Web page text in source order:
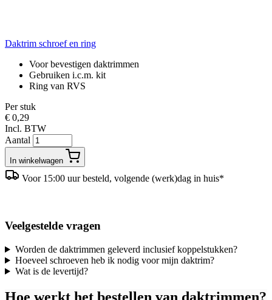
Daktrim schroef en ring
Voor bevestigen daktrimmen
Gebruiken i.c.m. kit
Ring van RVS
Per stuk
€ 0,29
Incl. BTW
Aantal
In winkelwagen
Voor 15:00 uur besteld, volgende (werk)dag in huis*
Veelgestelde vragen
Worden de daktrimmen geleverd inclusief koppelstukken?
Hoeveel schroeven heb ik nodig voor mijn daktrim?
Wat is de levertijd?